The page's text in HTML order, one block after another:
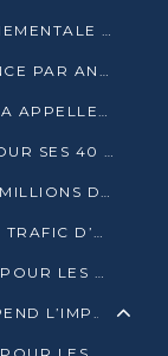
UNE NOUVELLE DIRECTION ENVIRONNEMENTALE POUR RENFORCER LA GESTION DES DONNÉES AU CONGO
LE PRÉSIDENT SASSOU N’GUESSO LANCE PAR ANTICIPATION LA 39ÈME JOURNÉE NATIONALE DE L’ARBRE
L’ASSOCIATION LES AMIS D’YVON KABA APPELLENT DENIS SASSOU N’GUESSO À SE PORTER CANDIDAT
CONGO : LE BCBTP SE MODERNISE POUR SES 40 ANS D’EXISTENCE
LA BANQUE MONDIALE ACCORDE 60 MILLIONS DE DOLLARS POUR LA RÉSILIENCE URBAINE AU CONGO
NKAYI : UN HOMME INTERPELLÉ POUR TRAFIC D’UN BÉBÉ CHIMPANZÉ
55 ÉTUDIANTS CONGOLAIS EN ROUTE POUR LES UNIVERSITÉS ALGÉRIENNES
LE GOUVERNEMENT CONGOLAIS SUSPEND L’IMPORTATION DES MACHETTES ET DES MOTOS